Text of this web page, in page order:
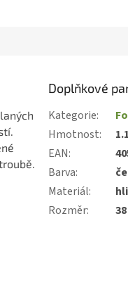
Doplňkové
Kategorie:
Hmotnost:
EAN:
Barva:
Materiál:
Rozměr: